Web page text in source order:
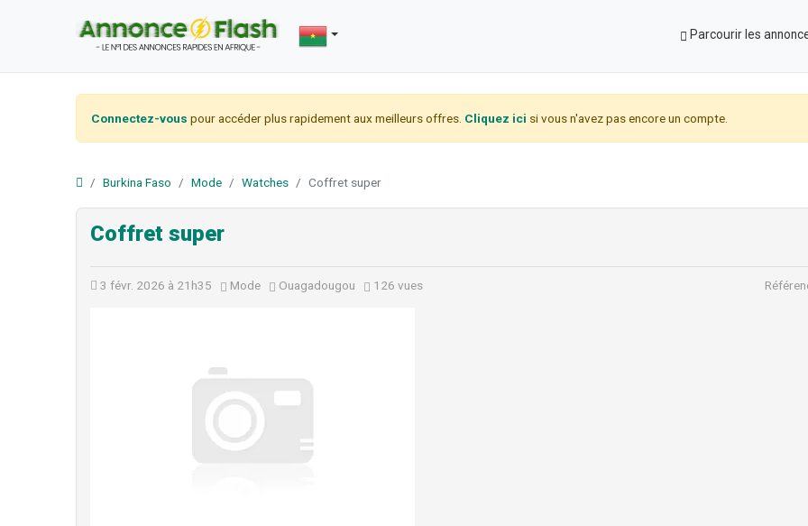
Parcourir les
Connectez-vous pour accéder plus rapidement aux meilleurs offres. Cliquez ici si vous n'avez pas encore un compte.
Burkina Faso Mode Watches Coffret super
Coffret super
3 févr. 2026 à 21h35 Mode Ouagadougou 126 vues